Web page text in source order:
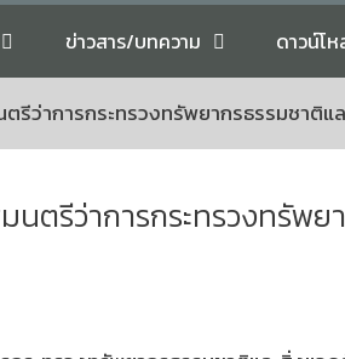
ข่าวสาร/บทความ ดาวน์โ
รีว่าการกระทรวงทรัพยากรธรรมชาติ
นตรีว่าการกระทรวงทรัพ